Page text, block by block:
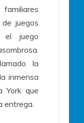
juegos
el juego
la
inmensa
York que
entrega.